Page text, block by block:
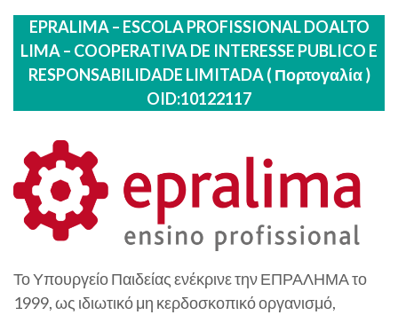
EPRALIMA – ESCOLA PROFISSIONAL DOALTO
LIMA – COOPERATIVA DE INTERESSE PUBLICO E
RESPONSABILIDADE LIMITADA ( Πορτογαλία )
OID:10122117
Το Υπουργείο Παιδείας ενέκρινε την ΕΠΡΑΛΗΜΑ το
1999, ως ιδιωτικό μη κερδοσκοπικό οργανισμό,